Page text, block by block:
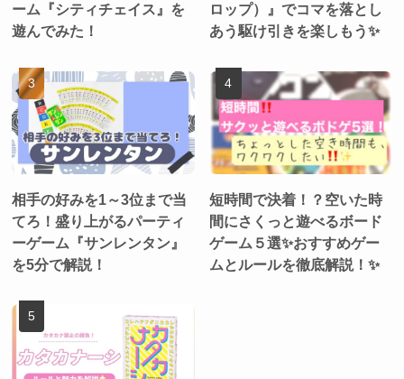
ーム『シティチェイス』を
遊んでみた！
ロップ）』でコマを落とし
あう駆け引きを楽しもう✨
相手の好みを1～3位まで当
てろ！盛り上がるパーティ
ーゲーム『サンレンタン』
を5分で解説！
短時間で決着！？空いた時
間にさくっと遊べるボード
ゲーム５選✨おすすめゲー
ムとルールを徹底解説！✨